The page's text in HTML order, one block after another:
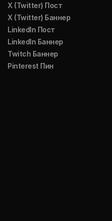
X (Twitter) Пост
X (Twitter) Баннер
LinkedIn Пост
LinkedIn Баннер
Twitch Баннер
Pinterest Пин